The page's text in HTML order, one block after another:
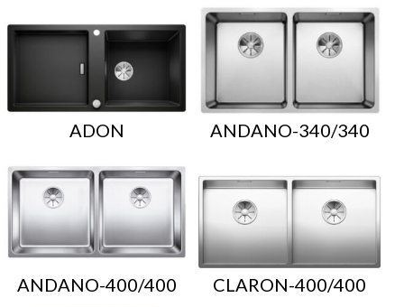
ADON ANDANO-340/340
ANDANO-400/400 CLARON-400/400